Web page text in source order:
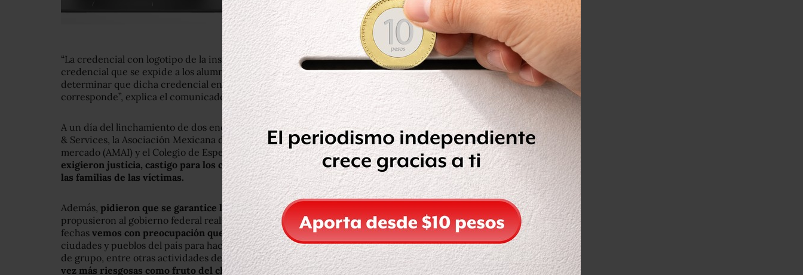
“La credencial con logotipo de la institución no coincide con el formato oficial de
credencial que se expide a los alumnos de la UTec. Se analizó la imagen y es posible
determinar que dicha credencial encontrada es falsa. Asimismo el domicilio no
corresponde”, explica el comunicado.
A un día del linchamiento de dos encuestadores de la empresa Marketing Research
& Services, la Asociación Mexicana de Agencias de Investigación e Inteligencia de
mercado (AMAI) y el Colegio de Especialistas en Demoscopia y Encuestas (CEDE)
exigieron justicia, castigo para los culpables del doble asesinato y se indemnice a
las familias de las víctimas.
Además, pidieron que se garantice la seguridad de su personal a nivel nacional
propusieron al gobierno federal realizar una mesa de trabajo, ya que “a últimas
fechas vemos con preocupación que nuestro personal , que recorre todos los días
ciudades y pueblos del país para hacer encuestas, entrevistas, etnografías, sesiones
de grupo, entre otras actividades de investigación,se enfrenta a condiciones cada
vez más riesgosas como fruto del clima de inseguridad y violencia que impera en